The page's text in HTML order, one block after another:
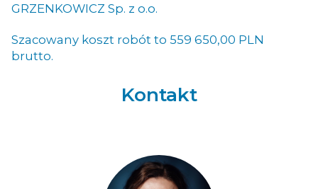
GRZENKOWICZ Sp. z o.o.
Szacowany koszt robót to 559 650,00 PLN
brutto.
Kontakt